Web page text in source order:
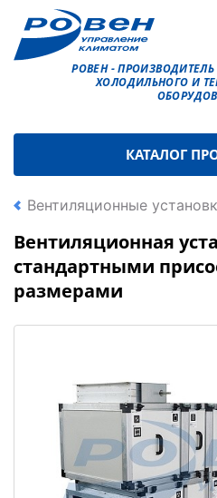
РОВЕН -
ХОЛОДИЛЬНОГО И
КАТАЛОГ
Вентиляционные
Вентиляционная
стандартными
размерами